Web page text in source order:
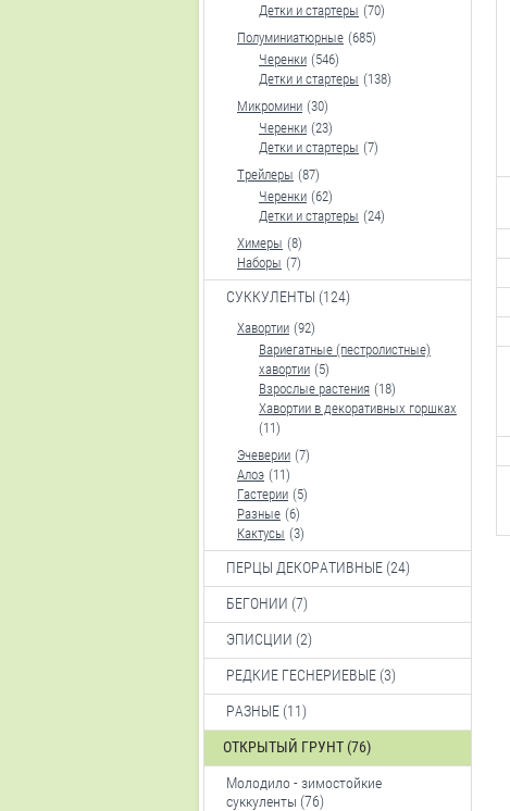
Детки и стартеры (70)
Полуминиатюрные (685)
Черенки (546)
Детки и стартеры (138)
Микромини (30)
Черенки (23)
Детки и стартеры (7)
Трейлеры (87)
Черенки (62)
Детки и стартеры (24)
Химеры (8)
Наборы (7)
СУККУЛЕНТЫ (124)
Хавортии (92)
Вариегатные (пестролистные)
хавортии (5)
Взрослые растения (18)
Хавортии в декоративных горшках
(11)
Эчеверии (7)
Алоэ (11)
Гастерии (5)
Разные (6)
Кактусы (3)
ПЕРЦЫ ДЕКОРАТИВНЫЕ (24)
БЕГОНИИ (7)
ЭПИСЦИИ (2)
РЕДКИЕ ГЕСНЕРИЕВЫЕ (3)
РАЗНЫЕ (11)
ОТКРЫТЫЙ ГРУНТ (76)
Молодило - зимостойкие
суккуленты (76)